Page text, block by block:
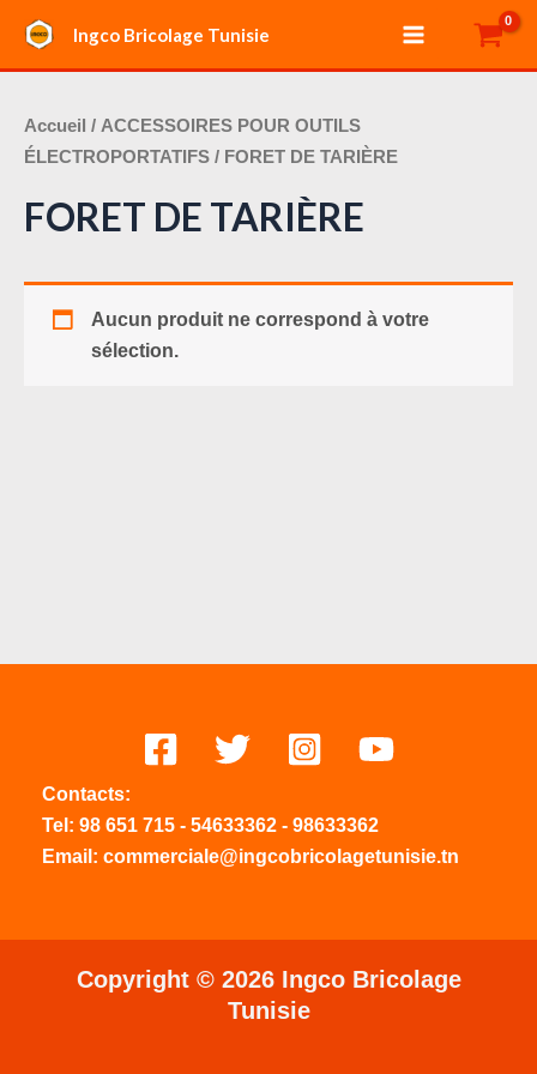
contenu
Ingco Bricolage Tunisie
Main
Menu
Accueil / ACCESSOIRES POUR OUTILS
ÉLECTROPORTATIFS / FORET DE TARIÈRE
FORET DE TARIÈRE
Aucun produit ne correspond à votre
sélection.
Contacts:
Tel: 98 651 715 - 54633362 - 98633362
Email: commerciale@ingcobricolagetunisie.tn
Copyright © 2026 Ingco Bricolage
Tunisie